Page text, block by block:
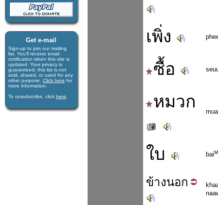
Get e-mail
Sign-up to join our mail­ing
list. You'll receive e­mail
notification when this site is
updated. Your privacy is
guaran­teed; this list is not
sold, shared, or used for any
other purpose. Click here for
more infor­mation.
To unsubscribe, click here
เพิ่ง
ซื้อ
หมวก
ใบ baiM
ข้างนอก